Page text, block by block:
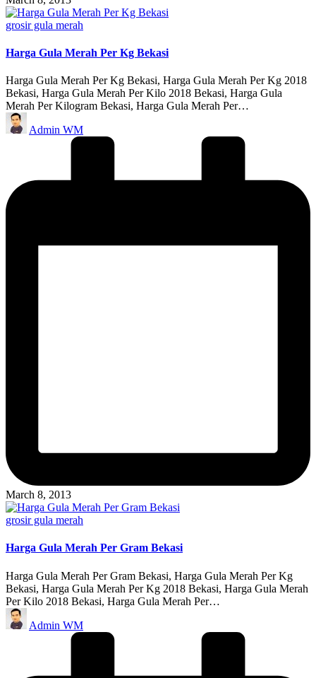
Posted
grosir gula merah
Harga Gula Merah Per Kg Bekasi
Harga Gula Merah Per Kg Bekasi, Harga Gula Merah Per Kg 2018
Bekasi, Harga Gula Merah Per Kilo 2018 Bekasi, Harga Gula
Merah Per Kilogram Bekasi, Harga Gula Merah Per…
Posted
by
Admin WM
March 8, 2013
Posted
grosir gula merah
Harga Gula Merah Per Gram Bekasi
Harga Gula Merah Per Gram Bekasi, Harga Gula Merah Per Kg
Bekasi, Harga Gula Merah Per Kg 2018 Bekasi, Harga Gula Merah
Per Kilo 2018 Bekasi, Harga Gula Merah Per…
Posted
by
Admin WM